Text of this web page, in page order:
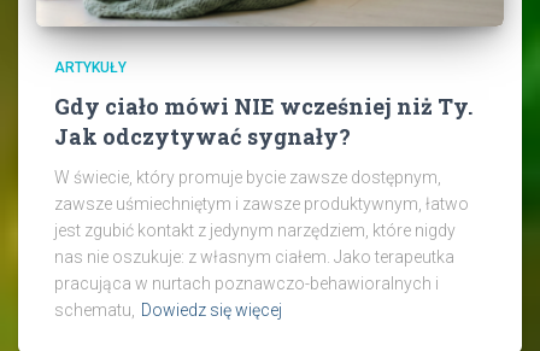
ARTYKUŁY
Gdy ciało mówi NIE wcześniej niż Ty.
Jak odczytywać sygnały?
W świecie, który promuje bycie zawsze dostępnym,
zawsze uśmiechniętym i zawsze produktywnym, łatwo
jest zgubić kontakt z jedynym narzędziem, które nigdy
nas nie oszukuje: z własnym ciałem. Jako terapeutka
pracująca w nurtach poznawczo-behawioralnych i
schematu, Dowiedz się więcej